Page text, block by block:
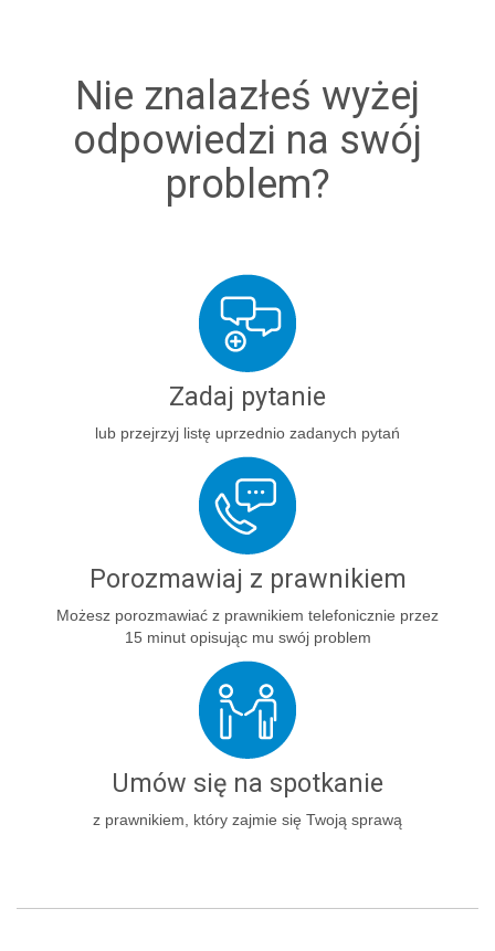
Nie znalazłeś wyżej
odpowiedzi na swój
problem?
Zadaj pytanie
lub przejrzyj listę uprzednio zadanych pytań
Porozmawiaj z prawnikiem
Możesz porozmawiać z prawnikiem telefonicznie przez
15 minut opisując mu swój problem
Umów się na spotkanie
z prawnikiem, który zajmie się Twoją sprawą